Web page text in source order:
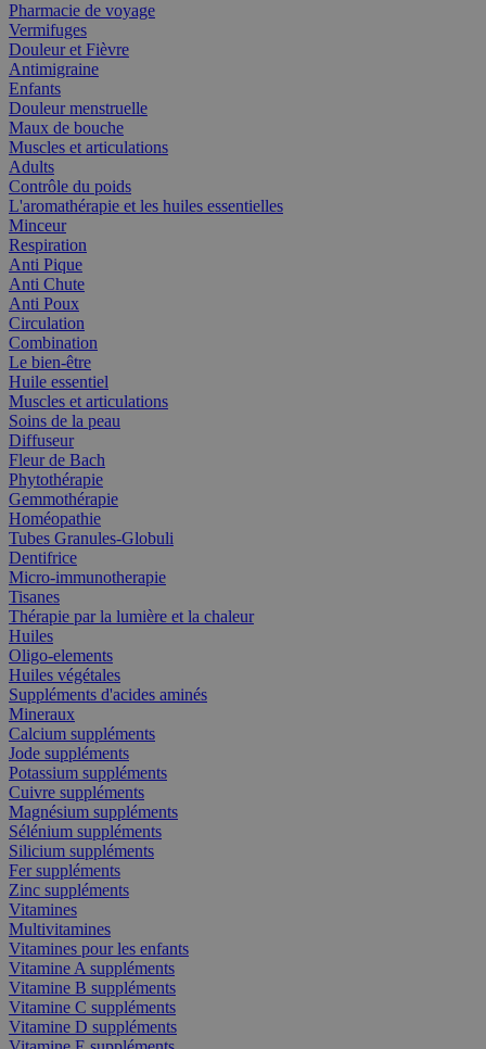
Pharmacie de voyage
Vermifuges
Douleur et Fièvre
Antimigraine
Enfants
Douleur menstruelle
Maux de bouche
Muscles et articulations
Adults
Contrôle du poids
L'aromathérapie et les huiles essentielles
Minceur
Respiration
Anti Pique
Anti Chute
Anti Poux
Circulation
Combination
Le bien-être
Huile essentiel
Muscles et articulations
Soins de la peau
Diffuseur
Fleur de Bach
Phytothérapie
Gemmothérapie
Homéopathie
Tubes Granules-Globuli
Dentifrice
Micro-immunotherapie
Tisanes
Thérapie par la lumière et la chaleur
Huiles
Oligo-elements
Huiles végétales
Suppléments d'acides aminés
Mineraux
Calcium suppléments
Jode suppléments
Potassium suppléments
Cuivre suppléments
Magnésium suppléments
Sélénium suppléments
Silicium suppléments
Fer suppléments
Zinc suppléments
Vitamines
Multivitamines
Vitamines pour les enfants
Vitamine A suppléments
Vitamine B suppléments
Vitamine C suppléments
Vitamine D suppléments